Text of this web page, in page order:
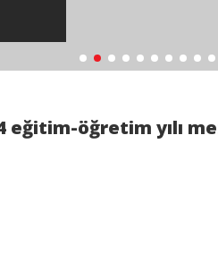
eğitim-öğretim yılı